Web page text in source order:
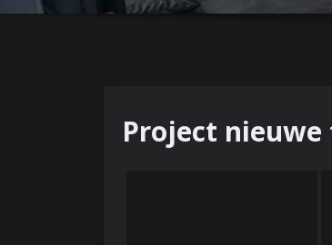
Project